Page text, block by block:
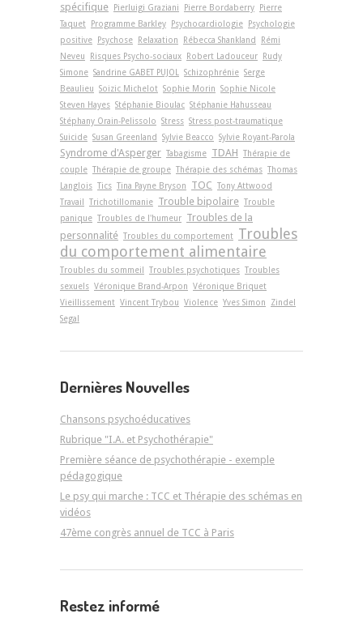
spécifique
Pierluigi Graziani Pierre Bordaberry
Pierre
Taquet
Programme Barkley Psychocardiologie
Psychologie
positive
Psychose Relaxation Rébecca Shankland
Rémi
Neveu
Risques Psycho-sociaux Robert Ladouceur
Rudy
Simone Sandrine GABET PUJOL Schizophrénie Serge
Beaulieu Soizic Michelot Sophie Morin Sophie Nicole
Steven Hayes Stéphanie Bioulac Stéphanie Hahusseau
Stéphany Orain-Pelissolo Stress Stress post-traumatique
Suicide Susan Greenland Sylvie Beacco Sylvie Royant-Parola
Syndrome d'Asperger Tabagisme TDAH Thérapie de
couple Thérapie de groupe Thérapie des schémas Thomas
Langlois Tics Tina Payne Bryson TOC Tony Attwood
Travail
Trichotillomanie Trouble bipolaire Trouble
panique Troubles de l'humeur Troubles de la
personnalité Troubles du comportement Troubles
du comportement alimentaire
Troubles du sommeil Troubles psychotiques Troubles
sexuels Véronique Brand-Arpon Véronique Briquet
Vieillissement Vincent Trybou Violence Yves Simon
Zindel
Segal
Dernières Nouvelles
Chansons psychoéducatives
Rubrique "I.A. et Psychothérapie"
Première séance de psychothérapie - exemple
pédagogique
Le psy qui marche : TCC et Thérapie des schémas en
vidéos
47ème congrès annuel de TCC à Paris
Restez informé